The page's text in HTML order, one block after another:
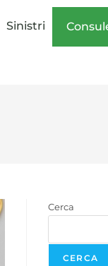
Sinistri
Cerca
CERCA